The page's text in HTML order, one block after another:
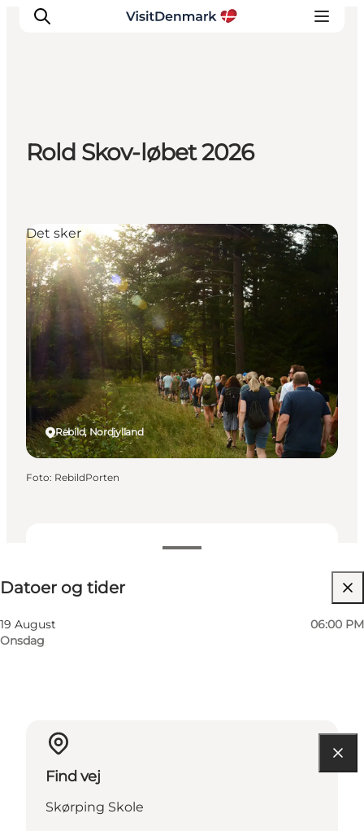
Inspiration
Destinationer
Planlæg ferien
Rold Skov-løbet 2026
Datoer og tider
19 August
Onsdag
06:00 PM
Besøg hjemmeside
Rebild, Nordjylland
Det sker
Foto: RebildPorten
Find vej
Skørping Skole